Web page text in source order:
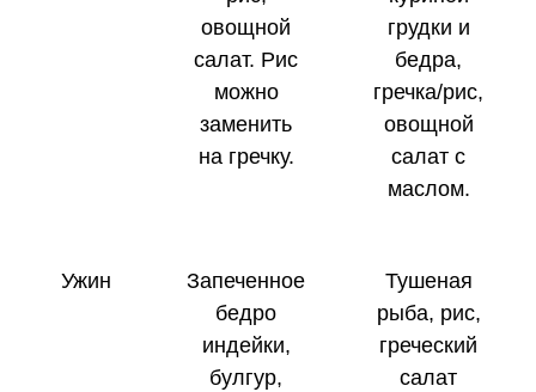
овощной
салат. Рис
можно
заменить
на гречку.
грудки и
бедра,
гречка/рис,
овощной
салат с
маслом.
Ужин
Запеченное
бедро
индейки,
булгур,
Тушеная
рыба, рис,
греческий
салат